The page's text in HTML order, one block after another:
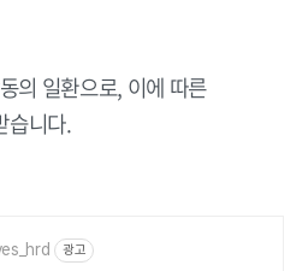
의 일환으로, 이에 따른
습니다.
광고